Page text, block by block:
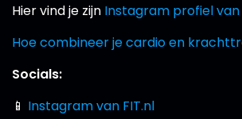
Hier vind je zijn Instagram profiel van
Hoe combineer je cardio en
Socials:
📱 Instagram van FIT.nl